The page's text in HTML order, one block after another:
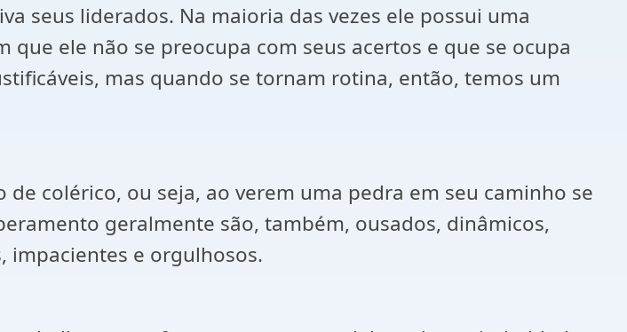
seus liderados. Na maioria das vezes ele possui uma
ele não se preocupa com seus acertos e que se ocupa
mas quando se tornam rotina, então, temos um
colérico, ou seja, ao verem uma pedra em seu caminho se
geralmente são, também, ousados, dinâmicos,
impacientes e orgulhosos.